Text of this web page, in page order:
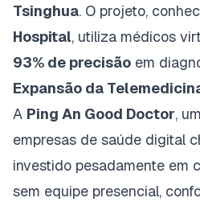
Tsinghua. O projeto,
Hospital, utiliza médicos
93% de precisão em
Expansão da
A Ping An Good Doctor,
empresas de saúde digital
investido pesadamente em
sem equipe presencial,